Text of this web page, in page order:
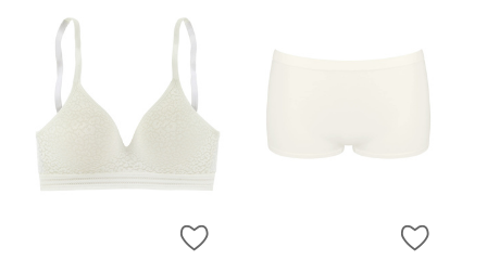
ZUR WUNSCHLISTE HINZUFÜGEN
ZUR